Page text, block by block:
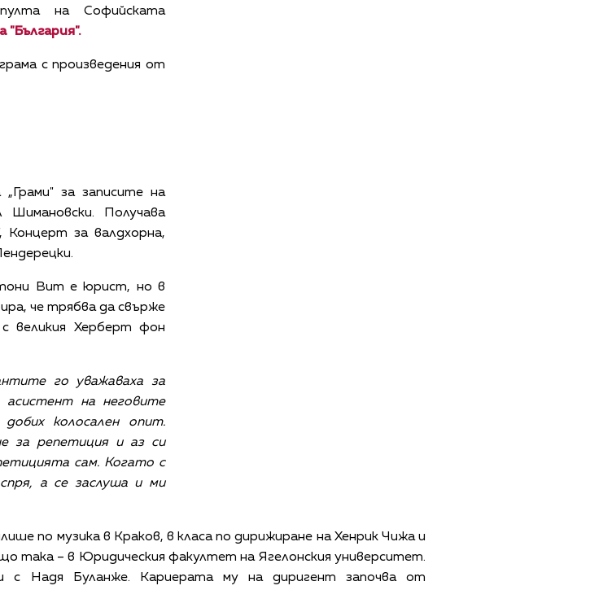
на Софийската
"България".
с произведения от
за записите на
Получава
Концерт за валдхорна,
Вит е юрист, но в
че трябва да свърже
великия Херберт фон
го уважаваха за
на неговите
колосален опит.
за репетиция и аз си
сам. Когато с
а се заслуша и ми
по музика в Краков, в класа по дирижиране на Хенрик Чижа и
така – в Юридическия факултет на Ягелонския университет.
Надя Буланже. Кариерата му на диригент започва от